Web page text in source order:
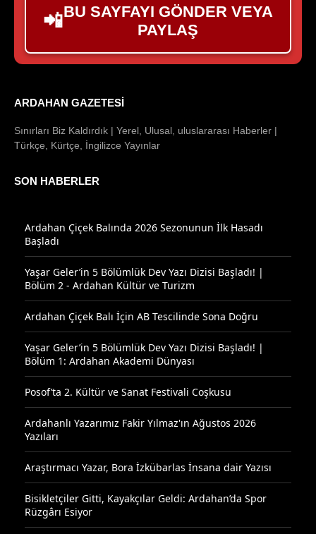
📲BU SAYFAYI GÖNDER VEYA
PAYLAŞ
ARDAHAN GAZETESI
Sınırları Biz Kaldırdık | Yerel, Ulusal, uluslararası Haberler |
Türkçe, Kürtçe, İngilizce Yayınlar
SON HABERLER
Ardahan Çiçek Balında 2026 Sezonunun İlk Hasadı
Başladı
Yaşar Geler’in 5 Bölümlük Dev Yazı Dizisi Başladı! |
Bölüm 2 - Ardahan Kültür ve Turizm
Ardahan Çiçek Balı İçin AB Tescilinde Sona Doğru
Yaşar Geler’in 5 Bölümlük Dev Yazı Dizisi Başladı! |
Bölüm 1: Ardahan Akademi Dünyası
Posof’ta 2. Kültür ve Sanat Festivali Coşkusu
Ardahanlı Yazarımız Fakir Yılmaz'ın Ağustos 2026
Yazıları
Araştırmacı Yazar, Bora İzkübarlas İnsana dair Yazısı
Bisikletçiler Gitti, Kayakçılar Geldi: Ardahan’da Spor
Rüzgârı Esiyor